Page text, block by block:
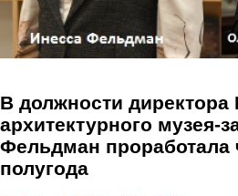
В должности директора
архитектурного музея-
Фельдман проработала
полугода